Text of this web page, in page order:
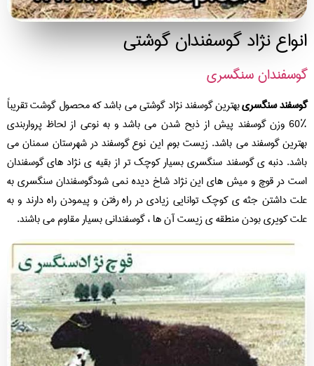
نژاد گوسفندان گوشتی
سنگسری
سنگسریبهترین گوسفند نژاد گوشتی می باشد که محصول گوشت تقریباً
٪60 وزن گوسفند پیش از ذبح شدن می باشد و به نوعی از لحاظ پرواربندی
گوسفند می باشد. زیست بوم این نوع گوسفند در شهرستان سمنان می
دنبه ی گوسفند سنگسری بسیار کوچک تر از بقیه ی نژاد های گوسفندان
در قوچ و میش های این نژاد شاخ دیده نمی شودگوسفندان سنگسری به
داشتن جثه ی کوچک توانایی زیادی در راه رفتن و پیمودن راه دارند و به
کویری بودن منطقه ی زیست آن ها ، گوسفندانی بسیار مقاوم می باشند.